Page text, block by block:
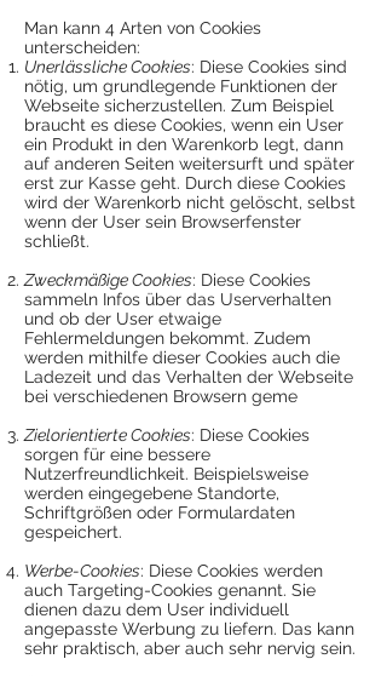
Man kann 4 Arten von Cookies
unterscheiden:
Unerlässliche Cookies: Diese Cookies sind
nötig, um grundlegende Funktionen der
Webseite sicherzustellen. Zum Beispiel
braucht es diese Cookies, wenn ein User
ein Produkt in den Warenkorb legt, dann
auf anderen Seiten weitersurft und später
erst zur Kasse geht. Durch diese Cookies
wird der Warenkorb nicht gelöscht, selbst
wenn der User sein Browserfenster
schließt.
Zweckmäßige Cookies: Diese Cookies
sammeln Infos über das Userverhalten
und ob der User etwaige
Fehlermeldungen bekommt. Zudem
werden mithilfe dieser Cookies auch die
Ladezeit und das Verhalten der Webseite
bei verschiedenen Browsern geme
Zielorientierte Cookies: Diese Cookies
sorgen für eine bessere
Nutzerfreundlichkeit. Beispielsweise
werden eingegebene Standorte,
Schriftgrößen oder Formulardaten
gespeichert.
Werbe-Cookies: Diese Cookies werden
auch Targeting-Cookies genannt. Sie
dienen dazu dem User individuell
angepasste Werbung zu liefern. Das kann
sehr praktisch, aber auch sehr nervig sein.